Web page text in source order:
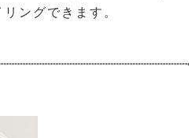
ングできます。